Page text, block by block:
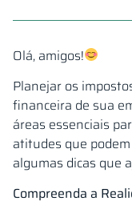
Olá, amigos!
Planejar os
financeira de sua
áreas essenciais
atitudes que
algumas dicas que
Compreenda a